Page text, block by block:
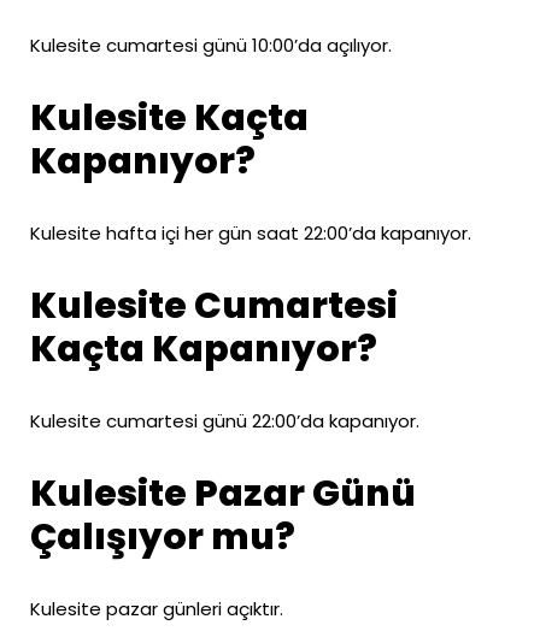
Kulesite cumartesi günü 10:00’da açılıyor.
Kulesite Kaçta
Kapanıyor?
Kulesite hafta içi her gün saat 22:00’da kapanıyor.
Kulesite Cumartesi
Kaçta Kapanıyor?
Kulesite cumartesi günü 22:00’da kapanıyor.
Kulesite Pazar Günü
Çalışıyor mu?
Kulesite pazar günleri açıktır.